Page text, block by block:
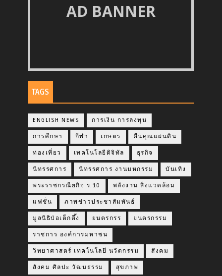
AD BANNER
TAGS
ENGLISH NEWS การเงิน การลงทุน
การศึกษา กีฬา เกษตร คืนคุณแผ่นดิน
ท่องเที่ยว เทคโนโลยีดิจิทัล ธุรกิจ
นิทรรศการ นิทรรศการ งานมหกรรม บันเทิง
พระราชกรณียกิจ ร.10 พลังงาน สิ่งแวดล้อม
แฟชั่น ภาพข่าวประชาสัมพันธ์
มูลนิธิป่อเต็กตึ๊ง ยนตรกรร ยนตรกรรม
ราชการ องค์การมหาชน
วิทยาศาสตร์ เทคโนโลยี นวัตกรรม สังคม
สังคม ศิลปะ วัฒนธรรม สุขภาพ